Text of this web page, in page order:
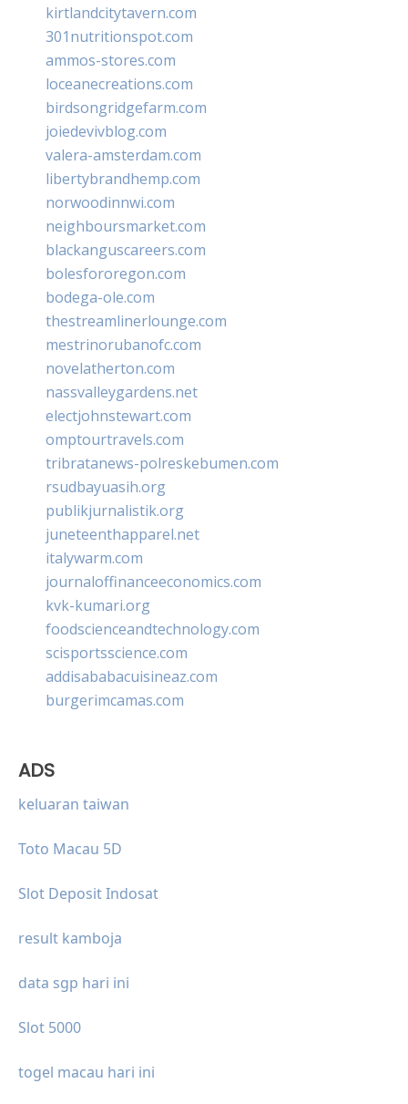
kirtlandcitytavern.com
301nutritionspot.com
ammos-stores.com
loceanecreations.com
birdsongridgefarm.com
joiedevivblog.com
valera-amsterdam.com
libertybrandhemp.com
norwoodinnwi.com
neighboursmarket.com
blackanguscareers.com
bolesfororegon.com
bodega-ole.com
thestreamlinerlounge.com
mestrinorubanofc.com
novelatherton.com
nassvalleygardens.net
electjohnstewart.com
omptourtravels.com
tribratanews-polreskebumen.com
rsudbayuasih.org
publikjurnalistik.org
juneteenthapparel.net
italywarm.com
journaloffinanceeconomics.com
kvk-kumari.org
foodscienceandtechnology.com
scisportsscience.com
addisababacuisineaz.com
burgerimcamas.com
ADS
keluaran taiwan
Toto Macau 5D
Slot Deposit Indosat
result kamboja
data sgp hari ini
Slot 5000
togel macau hari ini